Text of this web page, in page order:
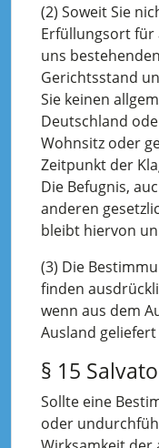
(2) Soweit Sie
Erfüllungsort für
uns
Gerichtsstand
Sie keinen
Deutschland
Wohnsitz oder
Zeitpunkt der
Die Befugnis,
anderen
bleibt hiervon
(3) Die
finden
wenn aus dem
Ausland
§ 15
Sollte eine
oder